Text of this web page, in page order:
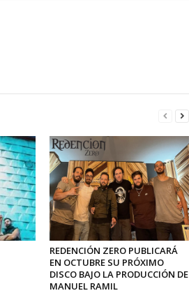
REDENCIÓN ZERO PUBLICARÁ
EN OCTUBRE SU PRÓXIMO
DISCO BAJO LA PRODUCCIÓN DE
MANUEL RAMIL